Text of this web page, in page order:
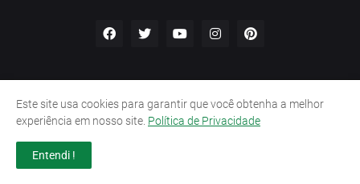
Início Contato
Política de Privacidade
Termos e Condições
Este site usa cookies para garantir que você obtenha a melhor
experiência em nosso site. Política de Privacidade
Entendi !